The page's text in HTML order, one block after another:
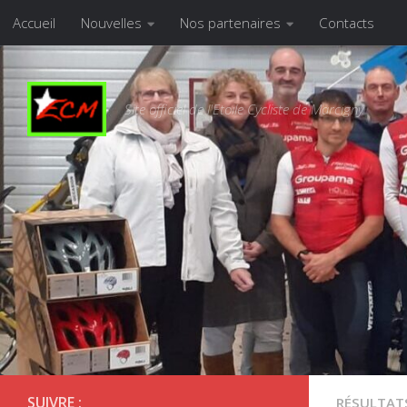
Skip to content
Accueil Nouvelles Nos partenaires Contacts
Site officiel de l'Etoile Cycliste de Marcigny
SUIVRE :